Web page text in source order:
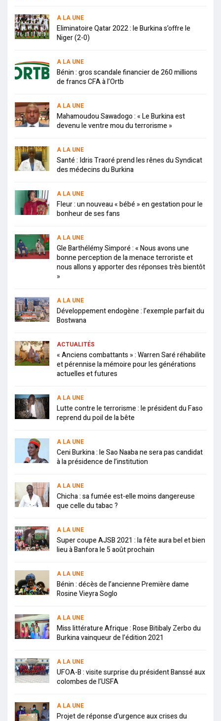
A LA UNE
Eliminatoire Qatar 2022 : le Burkina s’offre le
Niger (2-0)
A LA UNE
Bénin : gros scandale financier de 260 millions
de francs CFA à l’Ortb
A LA UNE
Mahamoudou Sawadogo : « Le Burkina est
devenu le ventre mou du terrorisme »
A LA UNE
Santé : Idris Traoré prend les rênes du Syndicat
des médecins du Burkina
A LA UNE
Fleur : un nouveau « bébé » en gestation pour le
bonheur de ses fans
A LA UNE
Gle Barthélémy Simporé : « Nous avons une
bonne perception de la menace terroriste et
nous allons y apporter des réponses très bientôt
»
A LA UNE
Développement endogène : l’exemple parfait du
Bostwana
ACTUALITÉS
« Anciens combattants » : Warren Saré réhabilite
et pérennise la mémoire pour les générations
actuelles et futures
A LA UNE
Lutte contre le terrorisme : le président du Faso
reprend du poil de la bête
A LA UNE
Ceni Burkina : le Sao Naaba ne sera pas candidat
à la présidence de l’institution
A LA UNE
Chicha : sa fumée est-elle moins dangereuse
que celle du tabac ?
A LA UNE
Super coupe AJSB 2021 : la fête aura bel et bien
lieu à Banfora le 5 août prochain
A LA UNE
Bénin : décès de l’ancienne Première dame
Rosine Vieyra Soglo
A LA UNE
Miss littérature Afrique : Rose Bitibaly Zerbo du
Burkina vainqueur de l’édition 2021
A LA UNE
UFOA-B : visite surprise du président Banssé aux
colombes de l’USFA
A LA UNE
Projet de réponse d’urgence aux crises du